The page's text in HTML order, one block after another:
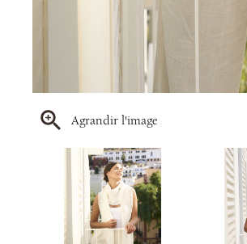
Agrandir l'image